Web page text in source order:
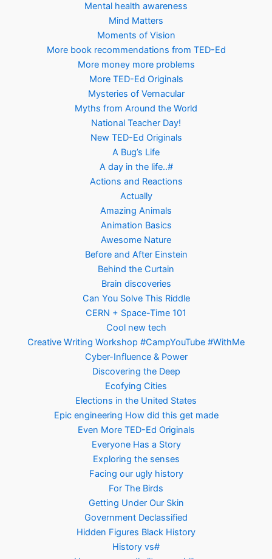
Mental health awareness
Mind Matters
Moments of Vision
More book recommendations from TED-Ed
More money more problems
More TED-Ed Originals
Mysteries of Vernacular
Myths from Around the World
National Teacher Day!
New TED-Ed Originals
A Bug’s Life
A day in the life..#
Actions and Reactions
Actually
Amazing Animals
Animation Basics
Awesome Nature
Before and After Einstein
Behind the Curtain
Brain discoveries
Can You Solve This Riddle
CERN + Space-Time 101
Cool new tech
Creative Writing Workshop #CampYouTube #WithMe
Cyber-Influence & Power
Discovering the Deep
Ecofying Cities
Elections in the United States
Epic engineering How did this get made
Even More TED-Ed Originals
Everyone Has a Story
Exploring the senses
Facing our ugly history
For The Birds
Getting Under Our Skin
Government Declassified
Hidden Figures Black History
History vs#